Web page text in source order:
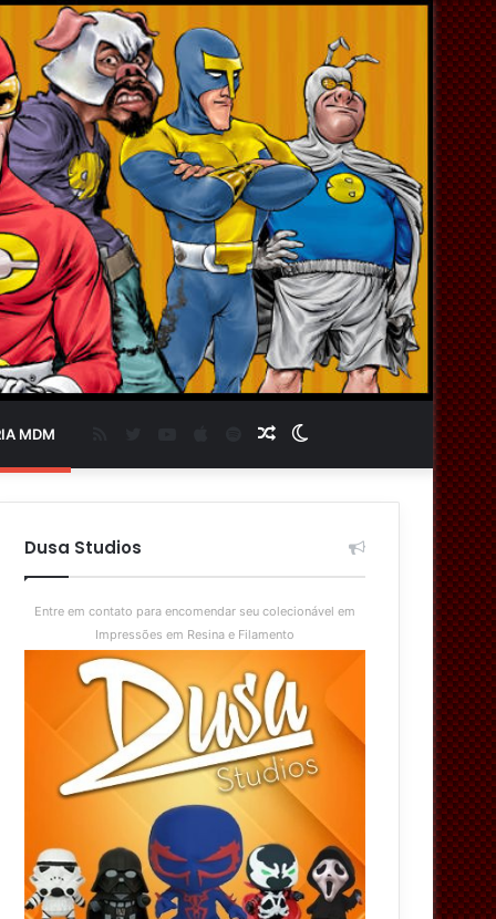
MDM
skin
Artigo
aleatório
Spotify
Dusa Studios
Entre em contato para encomendar seu colecionável em
Impressões em Resina e Filamento